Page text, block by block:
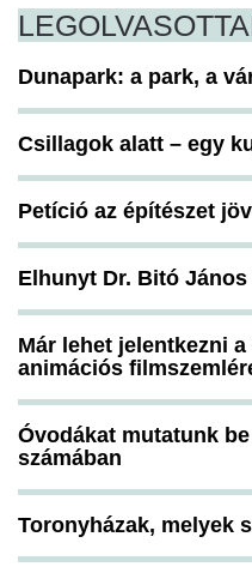
Dunapark: a park, a
Csillagok alatt – egy
Petíció az építészet
Elhunyt Dr. Bitó
Már lehet jelentkezni
animációs
Óvodákat mutatunk
számában
Toronyházak, melyek